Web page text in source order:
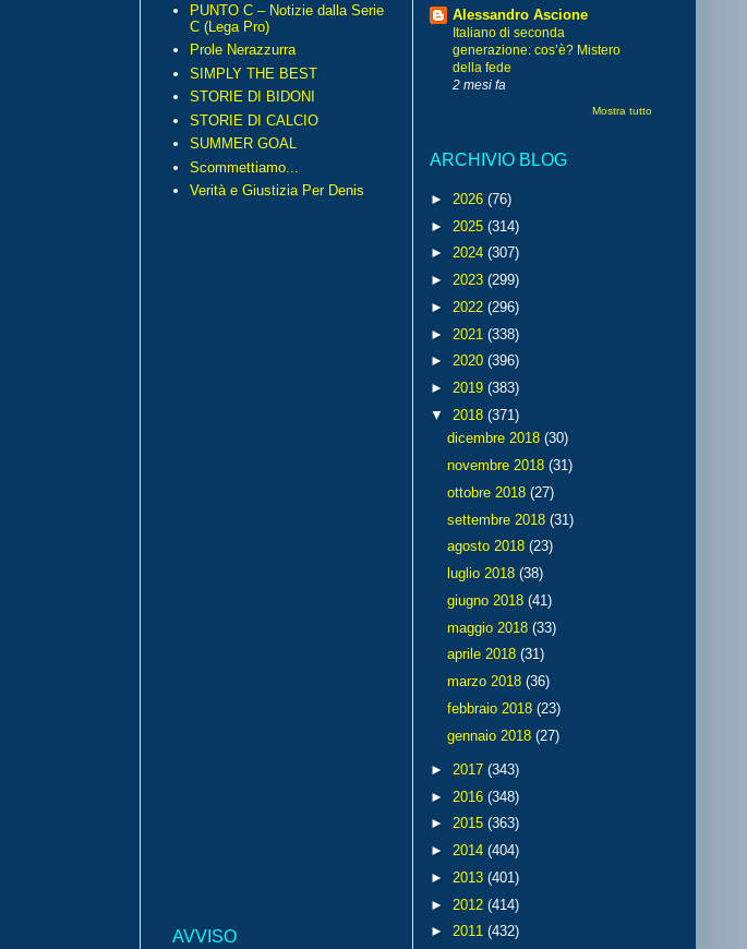
PUNTO C – Notizie dalla Serie
C (Lega Pro)
Prole Nerazzurra
SIMPLY THE BEST
STORIE DI BIDONI
STORIE DI CALCIO
SUMMER GOAL
Scommettiamo...
Verità e Giustizia Per Denis
AVVISO
Alessandro Ascione
Italiano di seconda
generazione: cos’è? Mistero
della fede
2 mesi fa
Mostra tutto
ARCHIVIO BLOG
► 2026 (76)
► 2025 (314)
► 2024 (307)
► 2023 (299)
► 2022 (296)
► 2021 (338)
► 2020 (396)
► 2019 (383)
▼ 2018 (371)
dicembre 2018 (30)
novembre 2018 (31)
ottobre 2018 (27)
settembre 2018 (31)
agosto 2018 (23)
luglio 2018 (38)
giugno 2018 (41)
maggio 2018 (33)
aprile 2018 (31)
marzo 2018 (36)
febbraio 2018 (23)
gennaio 2018 (27)
► 2017 (343)
► 2016 (348)
► 2015 (363)
► 2014 (404)
► 2013 (401)
► 2012 (414)
► 2011 (432)